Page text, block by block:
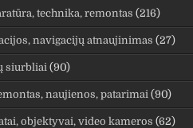
technika, remontas (216)
navigacijų atnaujinimas (27)
siurbliai (90)
naujienos, patarimai (90)
objektyvai, video kameros (62)